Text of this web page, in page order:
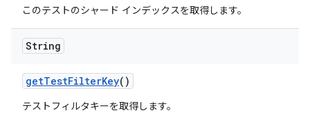
このテストのシャード インデックスを取得します。
String
getTestFilterKey()
テストフィルタキーを取得します。